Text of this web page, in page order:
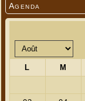
Agenda